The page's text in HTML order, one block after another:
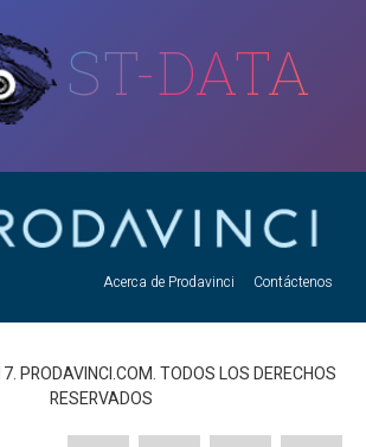
ST-DATA
Acerca de Prodavinci Contáctenos
PRODAVINCI.COM. TODOS LOS DERECHOS
RESERVADOS